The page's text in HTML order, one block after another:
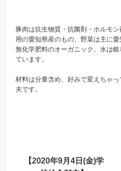
豚肉は抗生物質・抗菌剤・ホルモ
用の愛知県産のもの、野菜は主に
無化学肥料のオーガニック、水は
ています。
材料は分量含め、好みで変えちゃ
夫です。
【2020年9月4日(金)学